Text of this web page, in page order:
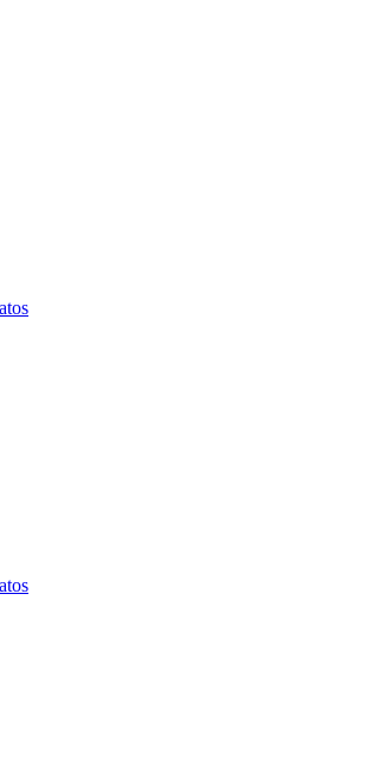
atos
atos